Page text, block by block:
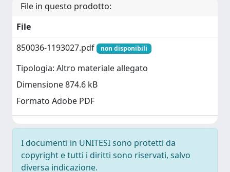
File in questo prodotto:
File
850036-1193027.pdf
non disponibili
Tipologia: Altro materiale allegato
Dimensione 874.6 kB
Formato Adobe PDF
I documenti in UNITESI sono protetti da
copyright e tutti i diritti sono riservati, salvo
diversa indicazione.